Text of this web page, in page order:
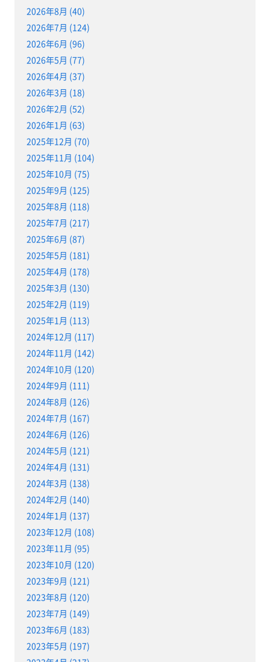
2026年8月 (40)
2026年7月 (124)
2026年6月 (96)
2026年5月 (77)
2026年4月 (37)
2026年3月 (18)
2026年2月 (52)
2026年1月 (63)
2025年12月 (70)
2025年11月 (104)
2025年10月 (75)
2025年9月 (125)
2025年8月 (118)
2025年7月 (217)
2025年6月 (87)
2025年5月 (181)
2025年4月 (178)
2025年3月 (130)
2025年2月 (119)
2025年1月 (113)
2024年12月 (117)
2024年11月 (142)
2024年10月 (120)
2024年9月 (111)
2024年8月 (126)
2024年7月 (167)
2024年6月 (126)
2024年5月 (121)
2024年4月 (131)
2024年3月 (138)
2024年2月 (140)
2024年1月 (137)
2023年12月 (108)
2023年11月 (95)
2023年10月 (120)
2023年9月 (121)
2023年8月 (120)
2023年7月 (149)
2023年6月 (183)
2023年5月 (197)